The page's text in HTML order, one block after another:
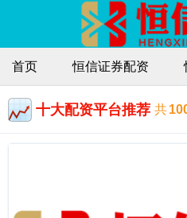
首页 恒信证券配资
十大配资平台推荐 共